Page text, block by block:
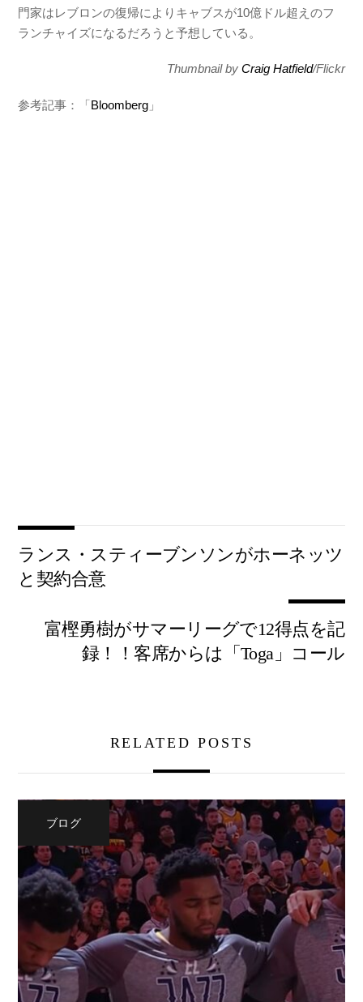
門家はレブロンの復帰によりキャブスが10億ドル超えのフ
ランチャイズになるだろうと予想している。
Thumbnail by Craig Hatfield/Flickr
参考記事：「Bloomberg 」
ランス・スティーブンソンがホーネッツ
と契約合意
富樫勇樹がサマーリーグで12得点を記
録！！客席からは「Toga」コール
RELATED POSTS
ブログ